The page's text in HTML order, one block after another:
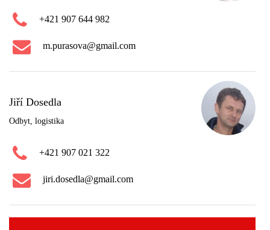
+421 907 644 982
m.purasova@gmail.com
Jiří Dosedla
Odbyt, logistika
+421 907 021 322
jiri.dosedla@gmail.com